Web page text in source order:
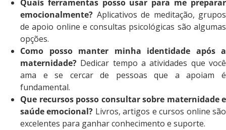
Quais ferramentas posso usar para me preparar
emocionalmente? Aplicativos de meditação, grupos
de apoio online e consultas psicológicas são algumas
opções.
Como posso manter minha identidade após a
maternidade? Dedicar tempo a atividades que você
ama e se cercar de pessoas que a apoiam é
fundamental.
Que recursos posso consultar sobre maternidade e
saúde emocional? Livros, artigos e cursos online são
excelentes para ganhar conhecimento e suporte.